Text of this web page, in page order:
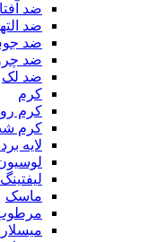
ضد
ضد
‌ضد
ضد
ضد لک
کرم
کرم
کرم
لایه
لیفتینگ
ماسک
میسلار